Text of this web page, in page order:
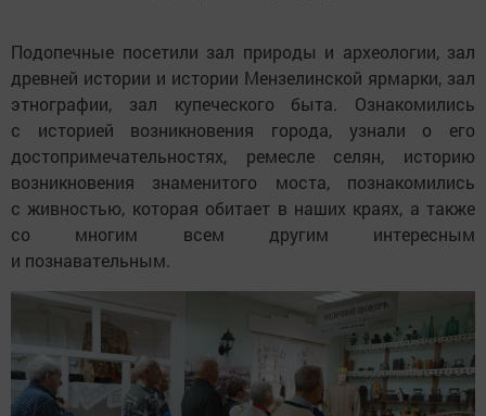
Подопечные посетили зал природы и археологии, зал
древней истории и истории Мензелинской ярмарки, зал
этнографии, зал купеческого быта. Ознакомились
с историей возникновения города, узнали о его
достопримечательностях, ремесле селян, историю
возникновения знаменитого моста, познакомились
с живностью, которая обитает в наших краях, а также
со многим всем другим интересным
и познавательным.